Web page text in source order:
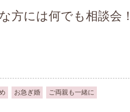
には何でも相談会！
お急ぎ婚 ご両親も一緒に